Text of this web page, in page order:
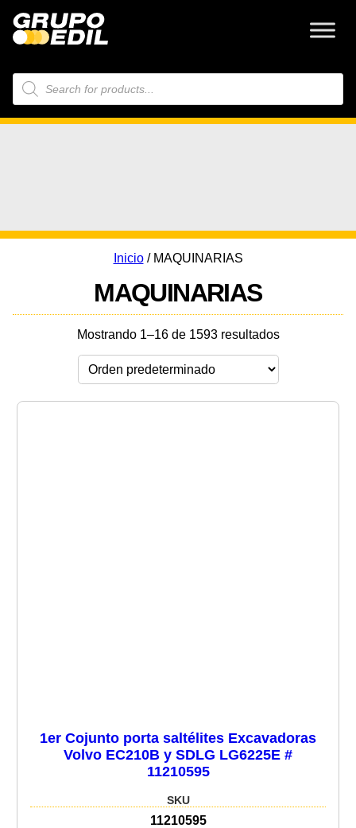
Búsqueda
de
productos
Inicio/ MAQUINARIAS
MAQUINARIAS
Mostrando 1–16 de 1593 resultados
1er Cojunto porta saltélites Excavadoras
Volvo EC210B y SDLG LG6225E #
11210595
SKU
11210595